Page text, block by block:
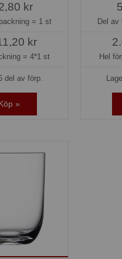
kr
= 1 st
kr
= 4*1 st
del av förp.
»
Del av
Hel